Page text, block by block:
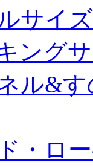
サイ
ング
ル&
・ロ